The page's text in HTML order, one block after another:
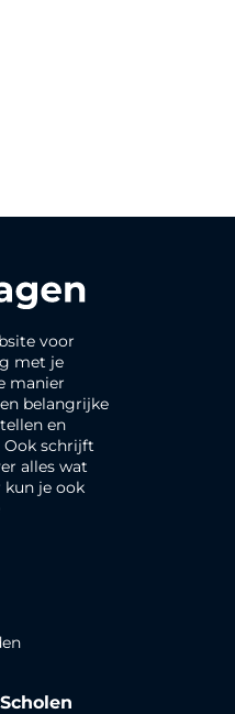
voor
met je
manier
belangrijke
en
Ook schrijft
alles wat
kun je ook
Scholen